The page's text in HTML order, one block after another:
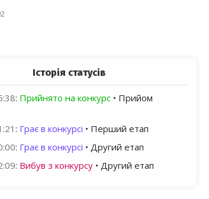
Історія статусів
: Прийнято на конкурс• Прийом
: Грає в конкурсі • Перший етап
: Грає в конкурсі • Другий етап
: Вибув з конкурсу• Другий етап